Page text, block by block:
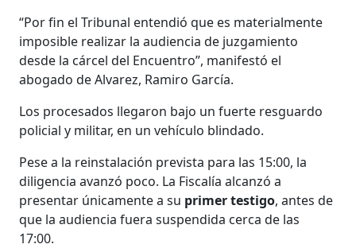
“Por fin el Tribunal entendió que es materialmente
imposible realizar la audiencia de juzgamiento
desde la cárcel del Encuentro”, manifestó el
abogado de Alvarez, Ramiro García.
Los procesados llegaron bajo un fuerte resguardo
policial y militar, en un vehículo blindado.
Pese a la reinstalación prevista para las 15:00, la
diligencia avanzó poco. La Fiscalía alcanzó a
presentar únicamente a su primertestigo, antes de
que la audiencia fuera suspendida cerca de las
17:00.